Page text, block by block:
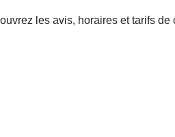
les avis, horaires et tarifs de